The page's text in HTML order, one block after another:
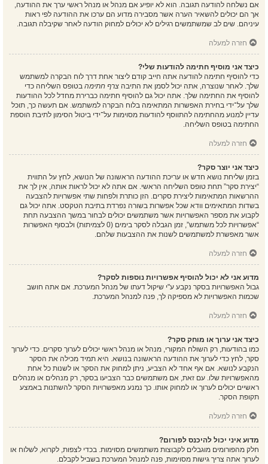
אם נשלחה להודעה תגובה. הוא לא יופיע אם מנהל או מנהל ראשי ערך את ההודעה,
אך הם יכולים להשאיר הערה אשר מסבירה מדוע הם ערכו את ההודעה לפי ראות
עיניהם. שים לב שמשתמשים רגילים לא יכולים למחוק הודעה לאחר שקיבלה תגובה.
חזרה למעלה
כיצד אני מוסיף חתימה להודעות שלי?
כדי להוסיף חתימה להודעה אתה חייב קודם ליצור אחת דרך לוח הבקרה למשתמש
שלך. לאחר שנוצרה, אתה יכול לסמן את התיבה צרף חתימה בטופס השליחה כדי
להוסיף את החתימה שלך. אתה יכול גם להוסיף חתימה כברירת מחדל לכל ההודעות
שלך על־ידי בחירת האפשרות המתאימה בלוח הבקרה למשתמש. אם תעשה כך, תוכל
עדיין למנוע מהחתימה להתווסף להודעות מסוימות על־ידי ביטול הסימון לתיבת הוספת
החתימה בטופס השליחה.
חזרה למעלה
כיצד אני יוצר סקר?
בזמן שליחת נושא חדש או עריכת ההודעה הראשונה של הנושא, לחץ על התווית
“יצירת סקר” תחת טופס השליחה הראשי. אם אתה לא יכול לראות אותה, אין לך את
ההרשאות המתאימות ליצירת סקרים. הזן כותרת ולפחות שתי אפשרויות להצבעה
בשדות המתאימים וודא שכל אפשרות בשורה נפרדת בתיבת הטקסט. אתה יכול גם
לקבוע את מספר האפשרויות אשר משתמשים יכולים לבחור במשך ההצבעה תחת
“אפשרויות לכל משתמש”, זמן הגבלה לסקר בימים (0 לצמיתות) ולבסוף האפשרות
אשר מאפשרת למשתמשים לשנות את ההצבעות שלהם.
חזרה למעלה
מדוע אני לא יכול להוסיף אפשרויות נוספות לסקר?
גבול האפשרויות בסקר נקבע ע"י שיקול דעתו של מנהל המערכת. אם אתה חושב
שכמות האפשרויות לא מספיקה לך, פנה למנהל המערכת.
חזרה למעלה
כיצד אני ערוך או מוחק סקר?
כמו בהודעות, רק השולח המקורי, מנהל או מנהל ראשי יכולים לערוך סקרים. כדי לערוך
סקר, לחץ כדי לערוך את ההודעה הראשונה בנושא. היא תמיד מכילה את הסקר
הנקבע לנושא. אם אף אחד לא הצביע, ניתן למחוק את הסקר או לשנות כל אחת
מהאפשרויות שלו. עם זאת, אם משתמשים כבר הצביעו בסקר, רק מנהלים או מנהלים
ראשיים יכולים לערוך או למחוק אותו. כך נמנע מאפשרויות הסקר להשתנות באמצע
תקופת הסקר.
חזרה למעלה
מדוע איני יכול להיכנס לפורום?
חלק מהפורומים מוגבלים לקבוצות משתמשים מסוימות. בכדי לצפות, לקרוא, לשלוח או
לערוך אתה צריך גישות מסוימות, פנה למנהל המערכת בשביל לקבלם.